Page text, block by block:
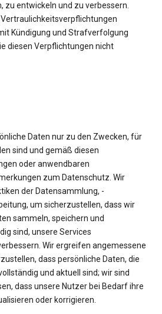
zu entwickeln und zu verbessern.
Vertraulichkeitsverpflichtungen
Kündigung und Strafverfolgung
diesen Verpflichtungen nicht
Daten nur zu den Zwecken, für
sind und gemäß diesen
oder anwendbaren
zum Datenschutz. Wir
der Datensammlung, -
um sicherzustellen, dass wir
sammeln, speichern und
sind, unsere Services
Wir ergreifen angemessene
dass persönliche Daten, die
und aktuell sind; wir sind
dass unsere Nutzer bei Bedarf ihre
oder korrigieren.